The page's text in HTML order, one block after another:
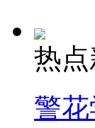
热点
警